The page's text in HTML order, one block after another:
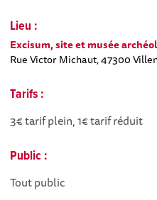
Lieu :
Excisum, site et musée
Rue Victor Michaut, 47300
Tarifs :
3€ tarif plein, 1€ tarif réduit
Public :
Tout public